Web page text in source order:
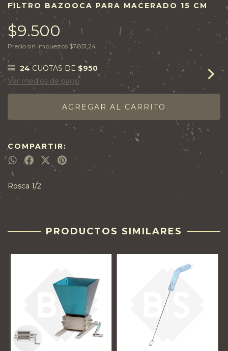
FILTRO BAZOOCA PARA MACERADO 15 CM
$9.500
Precio sin impuestos $7.851,24
24 CUOTAS DE $950
Ver medios de pago
COMPARTIR:
Rosca 1/2
PRODUCTOS SIMILARES